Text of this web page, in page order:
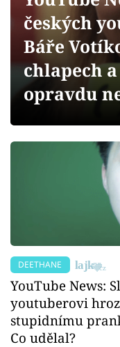
Videa
Sledujte
českých
Báře
chlapech
opravdu
DEETHANE
YouTube News:
youtuberovi
stupidnímu
Co udělal?